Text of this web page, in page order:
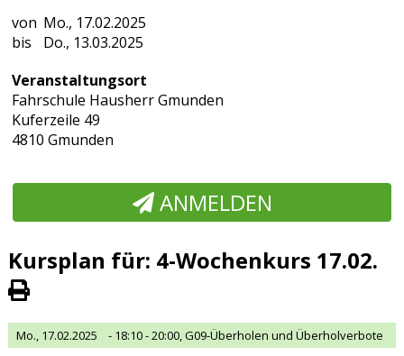
Mo., 17.02.2025
Do., 13.03.2025
Veranstaltungsort
Fahrschule Hausherr Gmunden
Kuferzeile 49
4810 Gmunden
ANMELDEN
Kursplan für: 4-Wochenkurs 17.02.
Mo., 17.02.2025 - 18:10 - 20:00,G09-Überholen und Überholverbote